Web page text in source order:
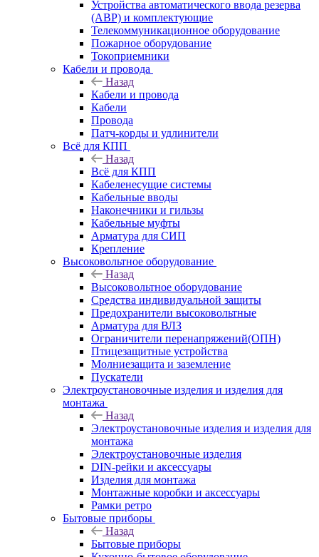
Устройства автоматического ввода резерва
(АВР) и комплектующие
Телекоммуникационное оборудование
Пожарное оборудование
Токоприемники
Кабели и провода
Назад
Кабели и провода
Кабели
Провода
Патч-корды и удлинители
Всё для КПП
Назад
Всё для КПП
Кабеленесущие системы
Кабельные вводы
Наконечники и гильзы
Кабельные муфты
Арматура для СИП
Крепление
Высоковольтное оборудование
Назад
Высоковольтное оборудование
Средства индивидуальной защиты
Предохранители высоковольтные
Арматура для ВЛЗ
Ограничители перенапряжений(ОПН)
Птицезащитные устройства
Молниезащита и заземление
Пускатели
Электроустановочные изделия и изделия для
монтажа
Назад
Электроустановочные изделия и изделия для
монтажа
Электроустановочные изделия
DIN-рейки и аксессуары
Изделия для монтажа
Монтажные коробки и аксессуары
Рамки ретро
Бытовые приборы
Назад
Бытовые приборы